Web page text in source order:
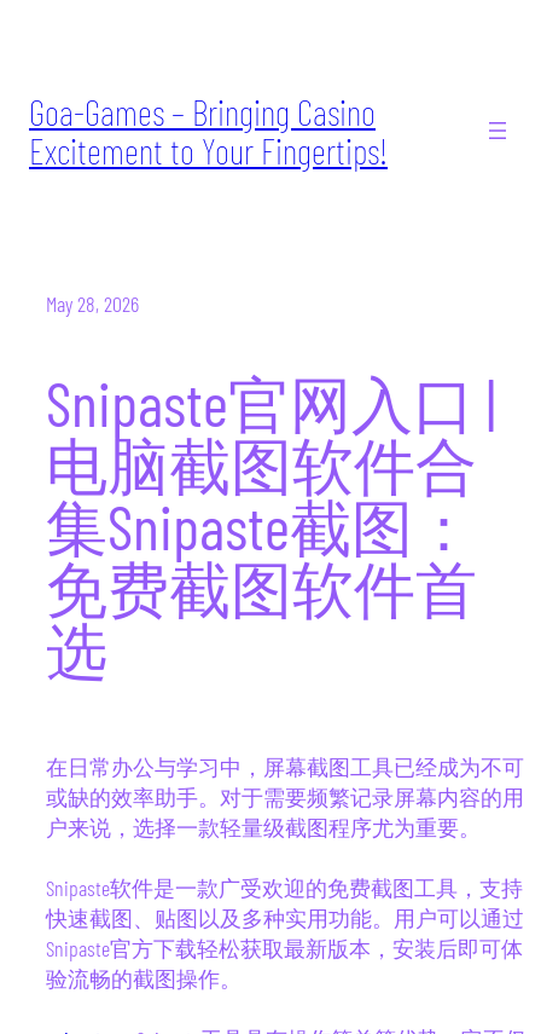
Goa-Games – Bringing Casino
Excitement to Your Fingertips!
May 28, 2026
Snipaste官网入口 |
电脑截图软件合
集Snipaste截图：
免费截图软件首
选
在日常办公与学习中，屏幕截图工具已经成为不可
或缺的效率助手。对于需要频繁记录屏幕内容的用
户来说，选择一款轻量级截图程序尤为重要。
Snipaste软件是一款广受欢迎的免费截图工具，支持
快速截图、贴图以及多种实用功能。用户可以通过
Snipaste官方下载轻松获取最新版本，安装后即可体
验流畅的截图操作。